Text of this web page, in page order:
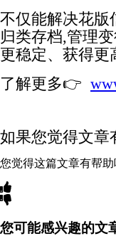
不仅能解决花版
归类存档,管理
更稳定、获得更
了解更多👉
如果您觉得文章
您觉得这篇文章有帮助
您可能感兴趣的文